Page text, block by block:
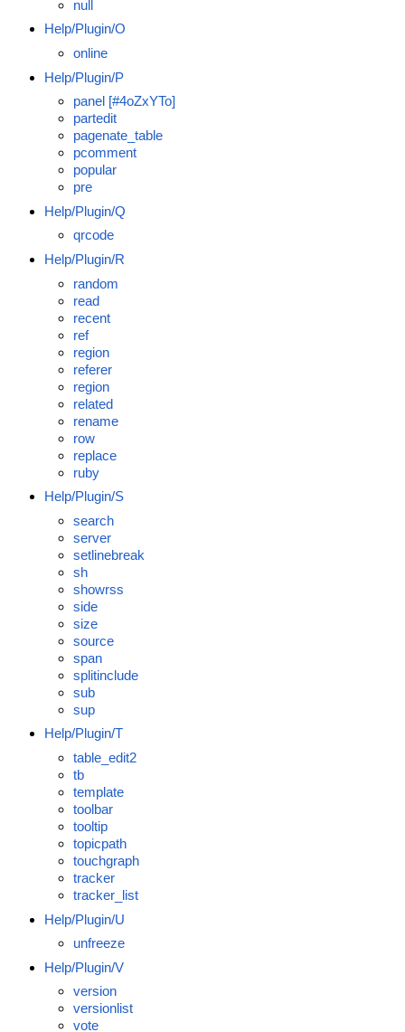
null
Help/Plugin/O
online
Help/Plugin/P
panel [#4oZxYTo]
partedit
pagenate_table
pcomment
popular
pre
Help/Plugin/Q
qrcode
Help/Plugin/R
random
read
recent
ref
region
referer
region
related
rename
row
replace
ruby
Help/Plugin/S
search
server
setlinebreak
sh
showrss
side
size
source
span
splitinclude
sub
sup
Help/Plugin/T
table_edit2
tb
template
toolbar
tooltip
topicpath
touchgraph
tracker
tracker_list
Help/Plugin/U
unfreeze
Help/Plugin/V
version
versionlist
vote